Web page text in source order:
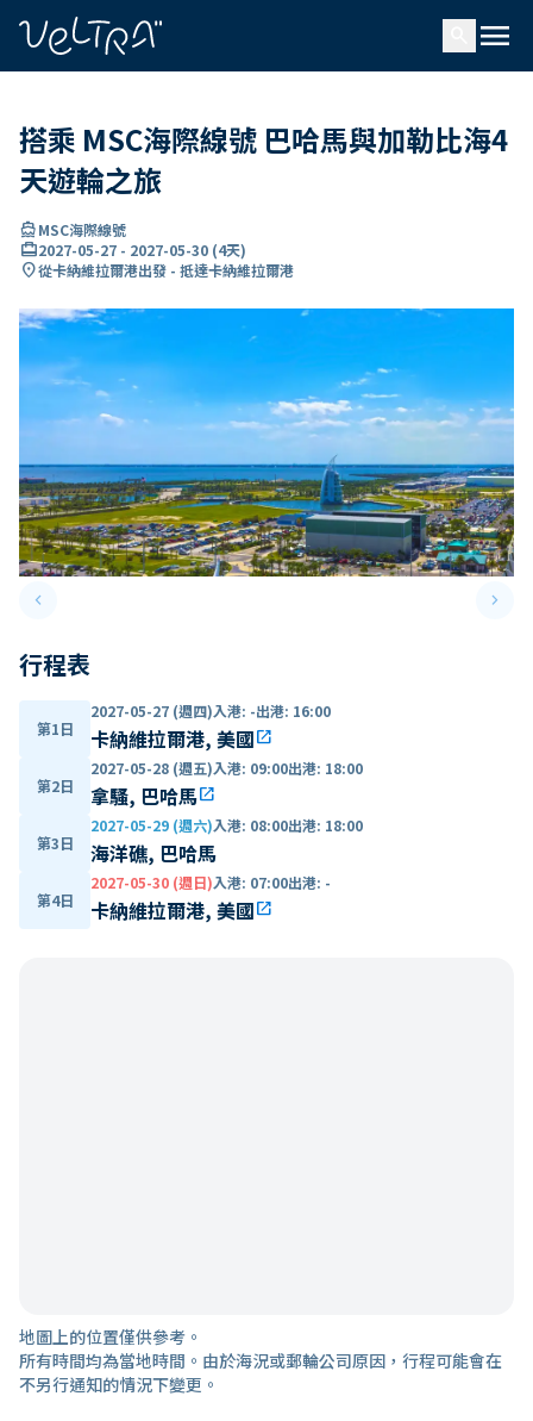
menu
搭乘 MSC海際線號 巴哈馬與加勒比海4
天遊輪之旅
directions_boatMSC海際線號
card_travel2027-05-27 - 2027-05-30 (4天)
location_on從卡納維拉爾港出發 - 抵達卡納維拉爾港
keyboard_arrow_leftPrevious slide keyboard_arrow_right
行程表
第1日
2027-05-27 (週四)入港: -出港: 16:00
卡納維拉爾港, 美國open_in_new
第2日
2027-05-28 (週五)入港: 09:00出港: 18:00
拿騷, 巴哈馬open_in_new
第3日
2027-05-29 (週六)入港: 08:00出港: 18:00
海洋礁, 巴哈馬
第4日
2027-05-30 (週日)入港: 07:00出港: -
卡納維拉爾港, 美國open_in_new
地圖上的位置僅供參考。
所有時間均為當地時間。由於海況或郵輪公司原因，行程可能會在
不另行通知的情況下變更。